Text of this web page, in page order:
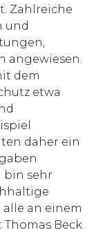
Zahlreiche
und
angewiesen.
dem
etwa
daher ein
bin sehr
an einem
Beck.